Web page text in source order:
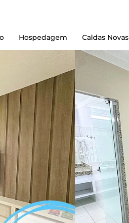
Hospedagem
L'acqua diRoma I
L'acqua diRoma II
L'acqua diRoma III
L'acqua diRoma IV
L'acqua diRoma V
Piazza diRoma
Spazzio diRoma
diRoma Resort
diRoma Fiori
Lacqua diRoma + Lagoa Parque
Caldas Novas Flat + Lagoa
Caldas Novas